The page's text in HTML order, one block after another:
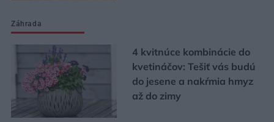
Záhrada
4 kvitnúce kombinácie do
kvetináčov: Tešiť vás budú
do jesene a nakŕmia hmyz
až do zimy